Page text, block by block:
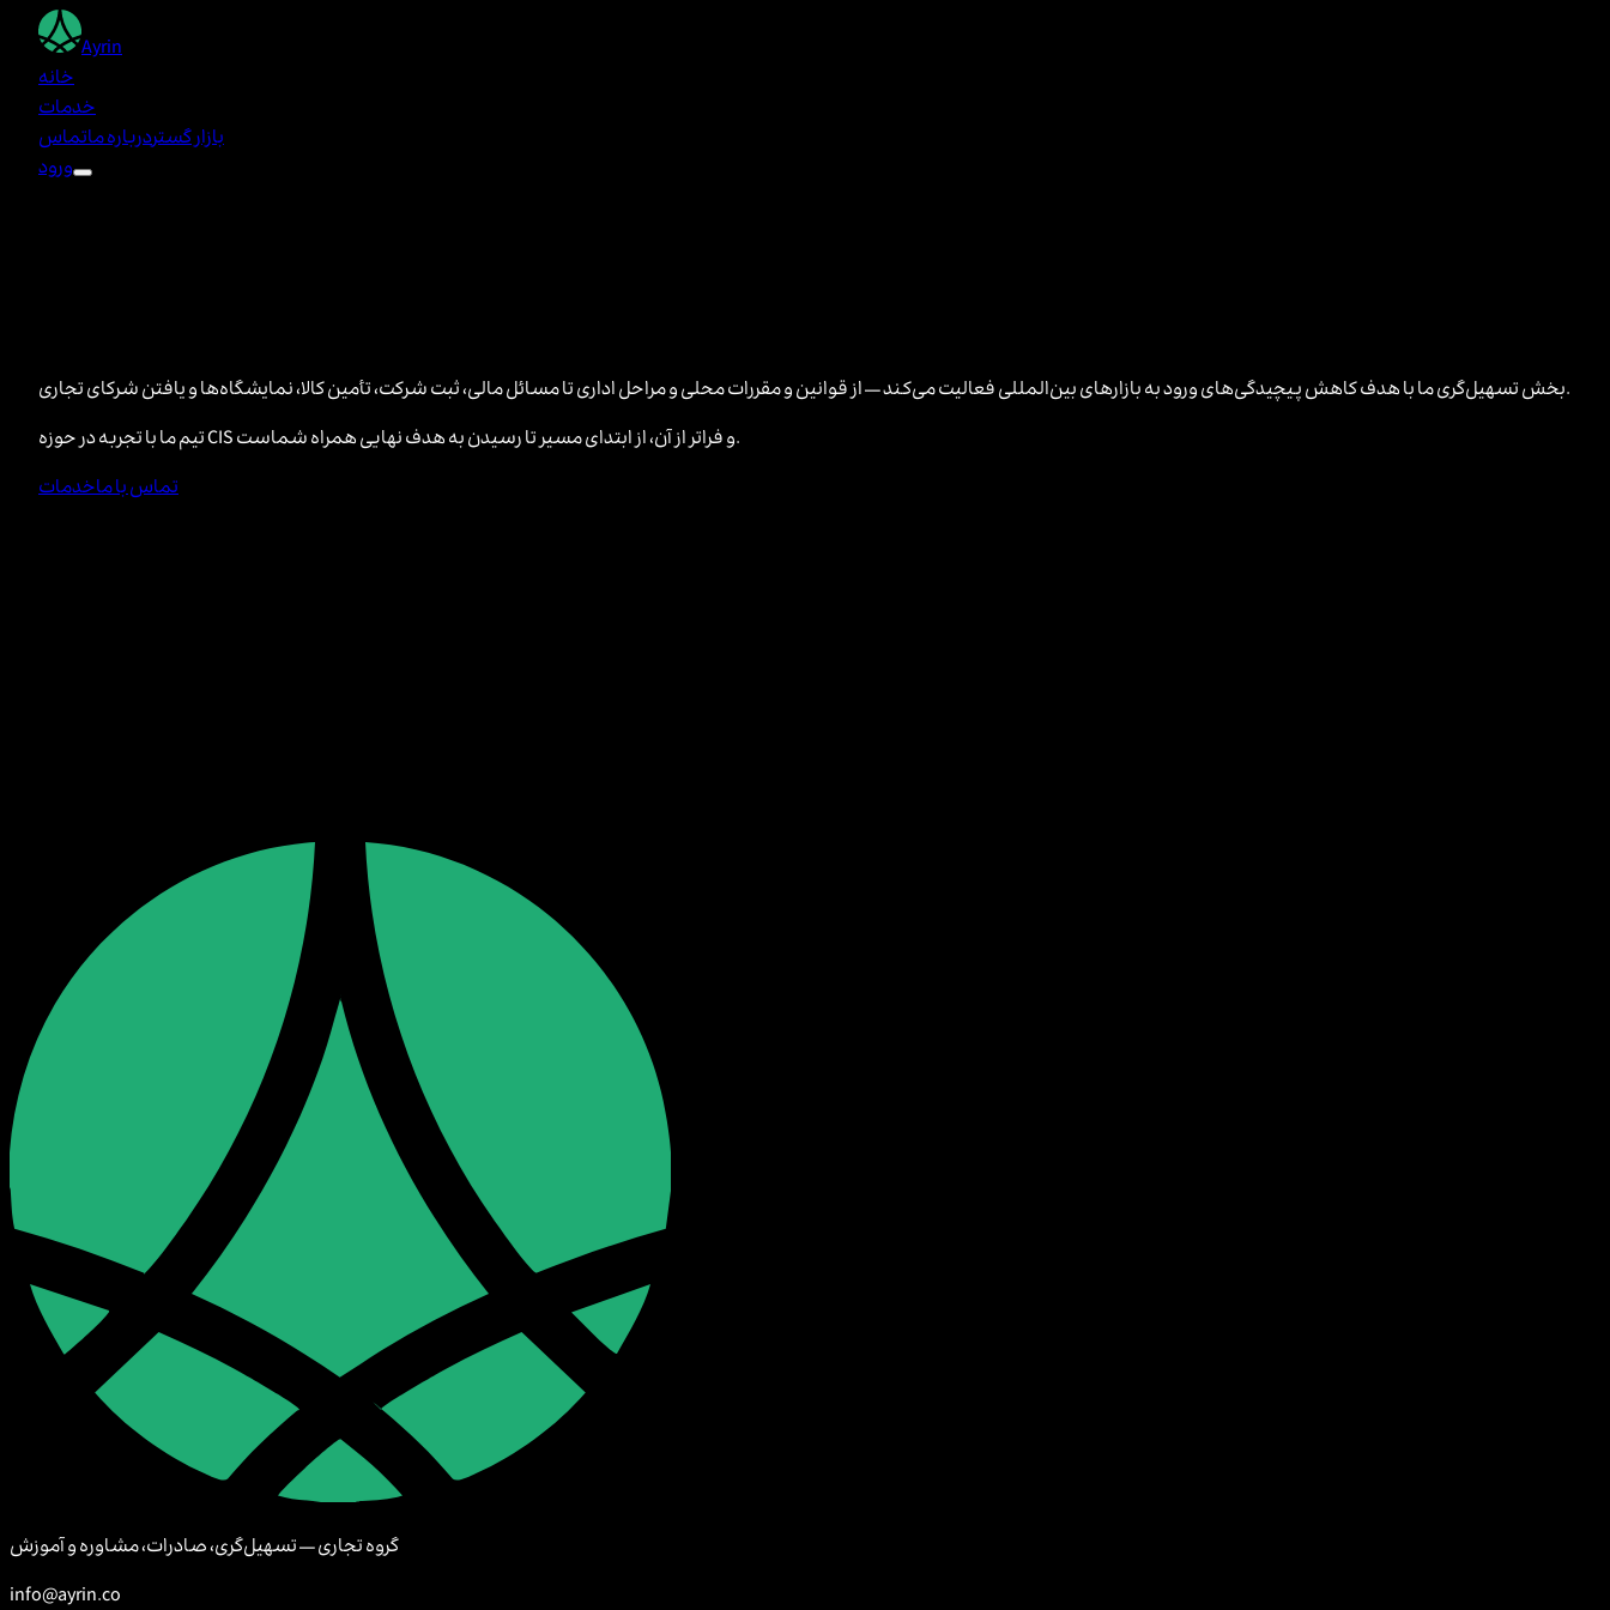
Ayrin
خانه
خدمات
بازار گستردرباره ماتماس
ورود
بخش تسهیل‌گری ما با هدف کاهش پیچیدگی‌های ورود به بازارهای بین‌المللی فعالیت می‌کند — از قوانین و مقررات محلی و مراحل اداری تا مسائل مالی، ثبت شرکت، تأمین کالا، نمایشگاه‌ها و یافتن شرکای تجاری.
تیم ما با تجربه در حوزه CIS و فراتر از آن، از ابتدای مسیر تا رسیدن به هدف نهایی همراه شماست.
تماس با ماخدمات
گروه تجاری — تسهیل‌گری، صادرات، مشاوره و آموزش
info@ayrin.co